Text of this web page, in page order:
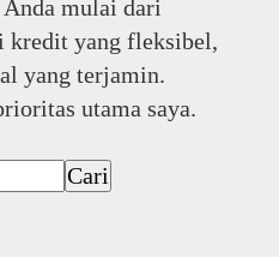
mulai dari
kredit yang fleksibel,
yang terjamin.
utama saya.
Cari